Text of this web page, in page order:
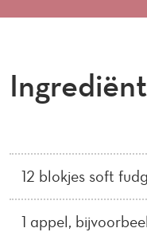
12 blokjes soft
1 appel,